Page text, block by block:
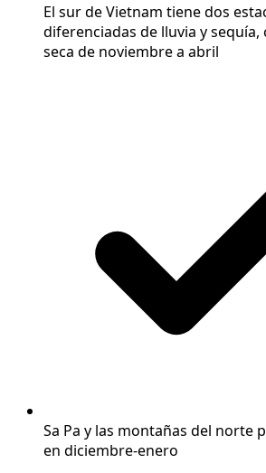
El sur de Vietnam tiene dos
diferenciadas de lluvia y sequía,
seca de noviembre a abril
Sa Pa y las montañas del norte
en diciembre-enero